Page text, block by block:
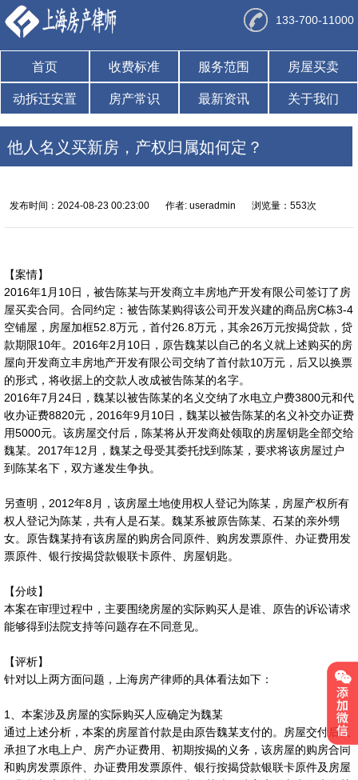
133-700-11000
首页 收费标准 服务范围 房屋买卖
动拆迁安置 房产常识 最新资讯 关于我们
他人名义买新房，产权归属如何定？
发布时间：2024-08-23 00:23:00 作者: useradmin 浏览量：553次
【案情】
2016年1月10日，被告陈某与开发商立丰房地产开发有限公司签订了房
屋买卖合同。合同约定：被告陈某购得该公司开发兴建的商品房C栋3-4
空铺屋，房屋加框52.8万元，首付26.8万元，其余26万元按揭贷款，贷
款期限10年。2016年2月10日，原告魏某以自己的名义就上述购买的房
屋向开发商立丰房地产开发有限公司交纳了首付款10万元，后又以换票
的形式，将收据上的交款人改成被告陈某的名字。
2016年7月24日，魏某以被告陈某的名义交纳了水电立户费3800元和代
收办证费8820元，2016年9月10日，魏某以被告陈某的名义补交办证费
用5000元。该房屋交付后，陈某将从开发商处领取的房屋钥匙全部交给
魏某。2017年12月，魏某之母受其委托找到陈某，要求将该房屋过户
到陈某名下，双方遂发生争执。
另查明，2012年8月，该房屋土地使用权人登记为陈某，房屋产权所有
权人登记为陈某，共有人是石某。魏某系被原告陈某、石某的亲外甥
女。原告魏某持有该房屋的购房合同原件、购房发票原件、办证费用发
票原件、银行按揭贷款银联卡原件、房屋钥匙。
【分歧】
本案在审理过程中，主要围绕房屋的实际购买人是谁、原告的诉讼请求
能够得到法院支持等问题存在不同意见。
【评析】
针对以上两方面问题，上海房产律师的具体看法如下：
1、本案涉及房屋的实际购买人应确定为魏某
通过上述分析，本案的房屋首付款是由原告魏某支付的。房屋交付后又
承担了水电上户、房产办证费用、初期按揭的义务，该房屋的购房合同
和购房发票原件、办证费用发票原件、银行按揭贷款银联卡原件及房屋